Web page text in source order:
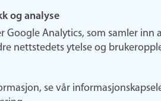
og analyse
Google Analytics, som samler inn
nettstedets ytelse og
se vår